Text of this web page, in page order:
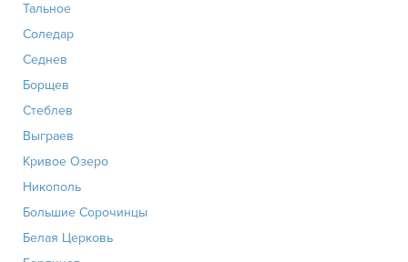
Тальное
Соледар
Седнев
Борщев
Стеблев
Выграев
Кривое Озеро
Никополь
Большие Сорочинцы
Белая Церковь